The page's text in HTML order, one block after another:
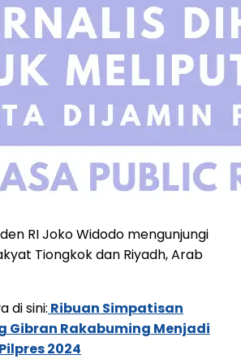
RI Joko Widodo mengunjungi
Tiongkok dan Riyadh, Arab
di sini: Ribuan Simpatisan
Gibran Rakabuming Menjadi
2024